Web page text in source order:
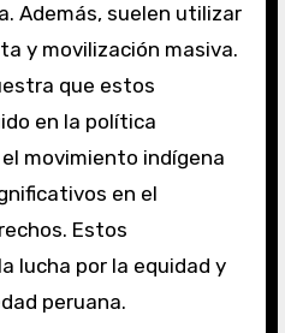
Además, suelen utilizar
y movilización masiva.
que estos
en la política
movimiento indígena
en el
Estos
lucha por la equidad y
peruana.